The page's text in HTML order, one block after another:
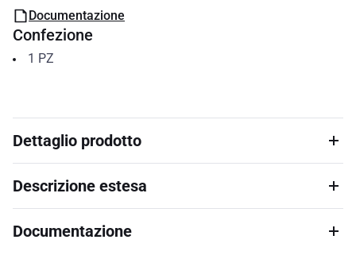
Documentazione
Confezione
1 PZ
Dettaglio prodotto
Descrizione estesa
Documentazione